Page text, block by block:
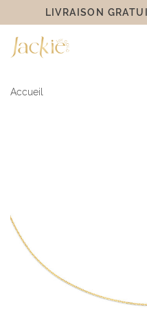
LIVRAISON
Accueil